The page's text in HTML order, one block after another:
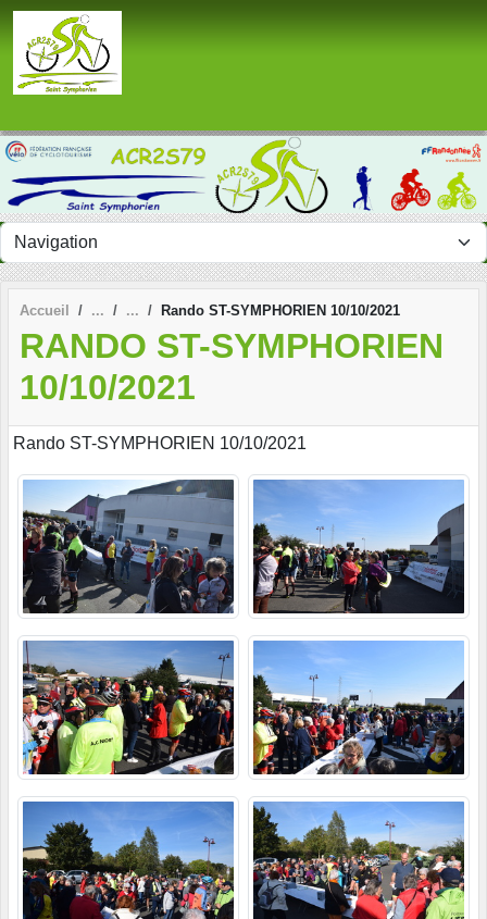
Accueil Rando ST-SYMPHORIEN 10/10/2021
RANDO ST-SYMPHORIEN
10/10/2021
Rando ST-SYMPHORIEN 10/10/2021
Panneau de gestion des cookies